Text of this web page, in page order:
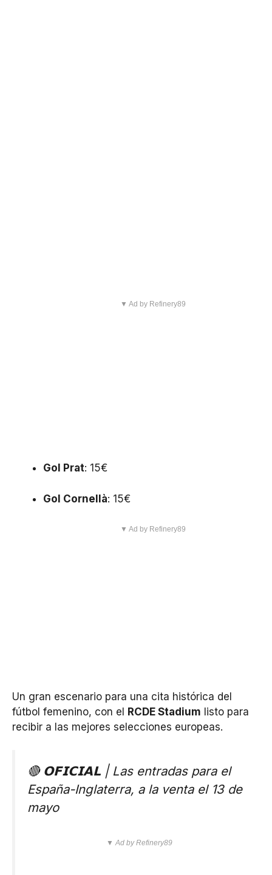
▼ Ad by Refinery89
Gol Prat: 15€
Gol Cornellà: 15€
▼ Ad by Refinery89
Un gran escenario para una cita histórica del
fútbol femenino, con el RCDE Stadium listo para
recibir a las mejores selecciones europeas.
🔴 𝗢𝗙𝗜𝗖𝗜𝗔𝗟 | Las entradas para el
España-Inglaterra, a la venta el 13 de
mayo
▼ Ad by Refinery89